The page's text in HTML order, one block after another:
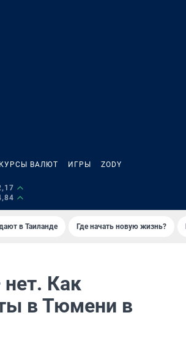
КУРСЫ ВАЛЮТ ИГРЫ ZODY
в Таиланде Где начать новую жизнь?
Как
в Тюмени в